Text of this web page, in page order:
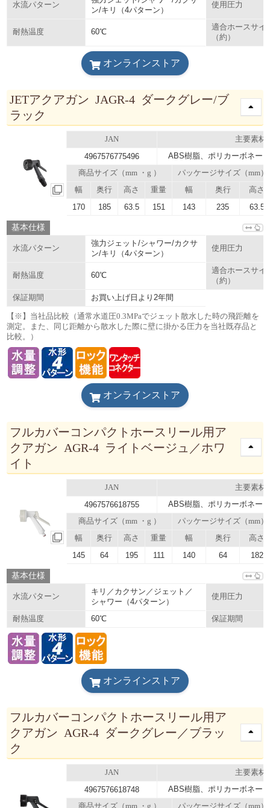
水流パターン
ン/キリ（4パターン）
使用圧力
耐熱温度 60℃
適合ホースサイ
（約）
オンラインストア
JETアクアガン JAGR-4 ダークグレー/ブ
ラック
JAN 主要素材
4967576775496 ABS樹脂、ポリカーボネー
商品サイズ（mm ・g ）
パッケージサイズ（mm）
幅
奥行 高さ 重量 幅 奥行 高さ
170 185 63.5 151 143 235 63.5
基本仕様
水流パターン
強力ジェット/シャワー/カクサ
ン/キリ（4パターン）
使用圧力
耐熱温度 60℃
適合ホースサイ
（約）
保証期間
お買い上げ日より2年間
【※】当社品比較（通常水道圧0.3MPaでジェット散水した時の飛距離を
測定。また、同じ距離から散水した際に壁に掛かる圧力を当社既存品と
比較。）
オンラインストア
フルカバーコンパクトホースリール用ア
クアガン AGR-4 ライトベージュ／ホワ
イト
JAN 主要素材
4967576618755 ABS樹脂、ポリカーボネー
商品サイズ（mm ・g ）
パッケージサイズ（mm）
幅
奥行 高さ 重量 幅 奥行 高さ
145 64 195 111 140 64 182
基本仕様
水流パターン
キリ／カクサン／ジェット／
シャワー（4パターン）
使用圧力
耐熱温度 60℃ 保証期間
オンラインストア
フルカバーコンパクトホースリール用ア
クアガン AGR-4 ダークグレー／ブラッ
ク
JAN 主要素材
4967576618748 ABS樹脂、ポリカーボネー
商品サイズ（mm ・g ）
パッケージサイズ（mm）